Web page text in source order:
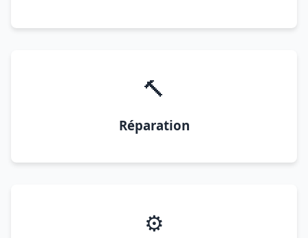
🔨
Réparation
⚙️